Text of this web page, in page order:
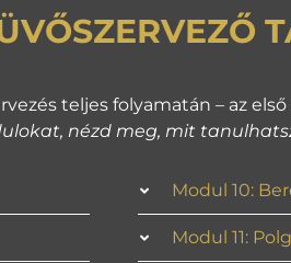
teljes folyamatán – az
nézd meg, mit
Modul 10:
Modul 11: